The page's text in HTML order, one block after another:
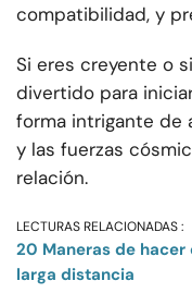
compatibilidad, y
Si eres creyente o
divertido para
forma intrigante de
y las fuerzas
relación.
LECTURAS RELACIONADAS :
20 Maneras de hacer
larga distancia